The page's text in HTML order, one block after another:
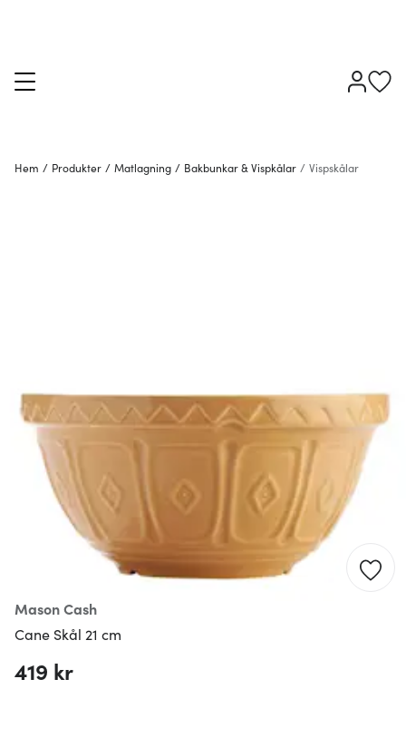
Hem / Produkter / Matlagning / Bakbunkar & Vispkålar / Vispskålar
Mason Cash
Cane Skål 21 cm
419 kr